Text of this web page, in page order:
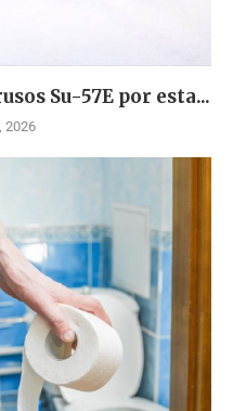
Su-57E por esta...
2026